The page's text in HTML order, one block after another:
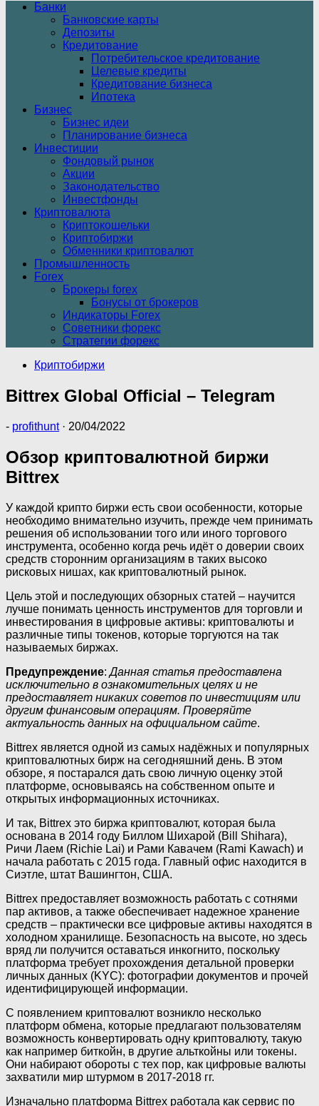
Банки
Банковские карты
Депозиты
Кредитование
Потребительское кредитование
Целевые кредиты
Кредитование бизнеса
Ипотека
Бизнес
Бизнес идеи
Планирование бизнеса
Инвестиции
Фондовый рынок
Акции
Законодательство
Инвестфонды
Криптовалюта
Криптокошельки
Криптобиржи
Обменники криптовалют
Промышленность
Forex
Брокеры forex
Бонусы от брокеров
Индикаторы Forex
Советники форекс
Стратегии форекс
Криптобиржи
Bittrex Global Official – Telegram
- profithunt · 20/04/2022
Обзор криптовалютной биржи
Bittrex
У каждой крипто биржи есть свои особенности, которые
необходимо внимательно изучить, прежде чем принимать
решения об использовании того или иного торгового
инструмента, особенно когда речь идёт о доверии своих
средств сторонним организациям в таких высоко
рисковых нишах, как криптовалютный рынок.
Цель этой и последующих обзорных статей – научится
лучше понимать ценность инструментов для торговли и
инвестирования в цифровые активы: криптовалюты и
различные типы токенов, которые торгуются на так
называемых биржах.
Предупреждение:Данная статья предоставлена
исключительно в ознакомительных целях и не
предоставляет никаких советов по инвестициям или
другим финансовым операциям. Проверяйте
актуальность данных на официальном сайте.
Bittrex является одной из самых надёжных и популярных
криптовалютных бирж на сегодняшний день. В этом
обзоре, я постарался дать свою личную оценку этой
платформе, основываясь на собственном опыте и
открытых информационных источниках.
И так, Bittrex это биржа криптовалют, которая была
основана в 2014 году Биллом Шихарой (Bill Shihara),
Ричи Лаем (Richie Lai) и Рами Кавачем (Rami Kawach) и
начала работать с 2015 года. Главный офис находится в
Сиэтле, штат Вашингтон, США.
Bittrex предоставляет возможность работать с сотнями
пар активов, а также обеспечивает надежное хранение
средств – практически все цифровые активы находятся в
холодном хранилище. Безопасность на высоте, но здесь
вряд ли получится оставаться инкогнито, поскольку
платформа требует прохождения детальной проверки
личных данных (KYC): фотографии документов и прочей
идентифицирующей информации.
С появлением криптовалют возникло несколько
платформ обмена, которые предлагают пользователям
возможность конвертировать одну криптовалюту, такую
как например биткойн, в другие альткойны или токены.
Они набирают обороты с тех пор, как цифровые валюты
захватили мир штурмом в 2017-2018 гг.
Изначально платформа Bittrex работала как сервис по